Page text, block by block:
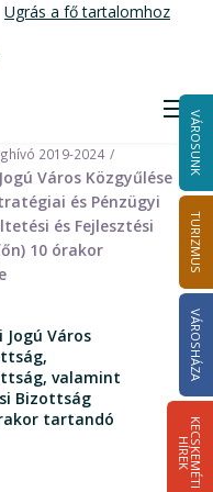
Ugrás a fő tartalomhoz
VÁROSUNK
TURIZMUS
VÁROSHÁZA
K
E
C
S
K
E
M
É
T
I
HÍ
R
E
K
2024
2019-2024
Város Közgyűlése
és Pénzügyi
és Fejlesztési
10 órakor
Jogú Város
valamint
Bizottság
tartandó